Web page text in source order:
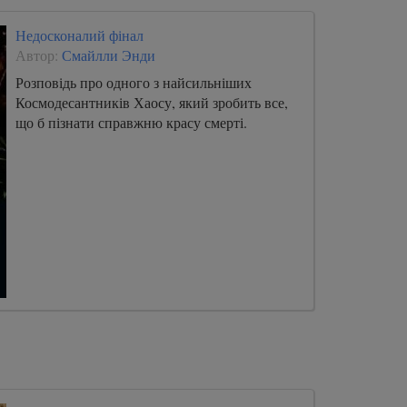
Недосконалий фінал
Автор: Смайлли Энди
Розповідь про одного з найсильніших
Космодесантників Хаосу, який зробить все,
що б пізнати справжню красу смерті.